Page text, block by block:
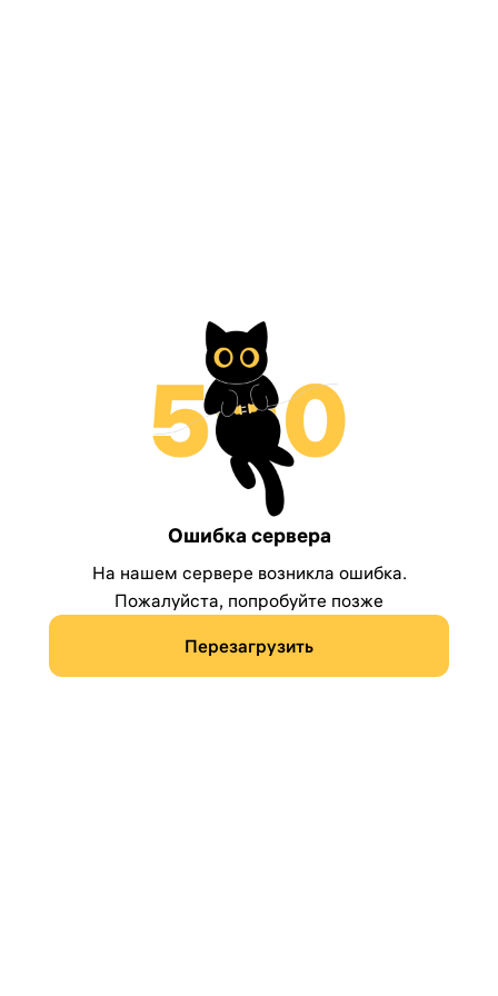
Ошибка сервера
На нашем сервере возникла ошибка.
Пожалуйста, попробуйте позже
Перезагрузить